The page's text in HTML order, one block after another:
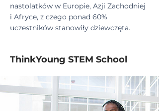
nastolatków w Europie, Azji Zachodniej
i Afryce, z czego ponad 60%
uczestników stanowiły dziewczęta.
ThinkYoung STEM School